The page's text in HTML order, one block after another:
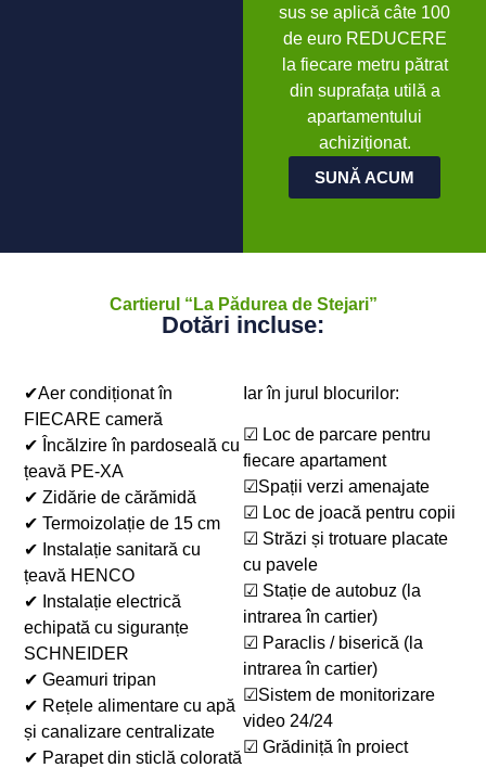
sus se aplică câte 100
de euro REDUCERE
la fiecare metru pătrat
din suprafața utilă a
apartamentului
achiziționat.
SUNĂ ACUM
Cartierul “La Pădurea de Stejari”
Dotări incluse:
✔Aer condiționat în
FIECARE cameră
✔ Încălzire în pardoseală cu
țeavă PE-XA
✔ Zidărie de cărămidă
✔ Termoizolație de 15 cm
✔ Instalație sanitară cu
țeavă HENCO
✔ Instalație electrică
echipată cu siguranțe
SCHNEIDER
✔ Geamuri tripan
✔ Rețele alimentare cu apă
și canalizare centralizate
✔ Parapet din sticlă colorată
Iar în jurul blocurilor:
☑ Loc de parcare pentru
fiecare apartament
☑Spații verzi amenajate
☑ Loc de joacă pentru copii
☑ Străzi și trotuare placate
cu pavele
☑ Stație de autobuz (la
intrarea în cartier)
☑ Paraclis / biserică (la
intrarea în cartier)
☑Sistem de monitorizare
video 24/24
☑ Grădiniță în proiect